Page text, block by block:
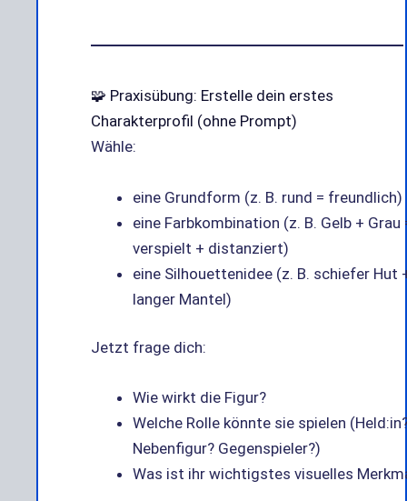
🧩 Praxisübung: Erstelle dein erstes
Charakterprofil (ohne Prompt)
Wähle:
eine Grundform (z. B. rund = freundlich)
eine Farbkombination (z. B. Gelb + Grau
verspielt + distanziert)
eine Silhouettenidee (z. B. schiefer Hut
langer Mantel)
Jetzt frage dich:
Wie wirkt die Figur?
Welche Rolle könnte sie spielen
Nebenfigur? Gegenspieler?)
Was ist ihr wichtigstes visuelles